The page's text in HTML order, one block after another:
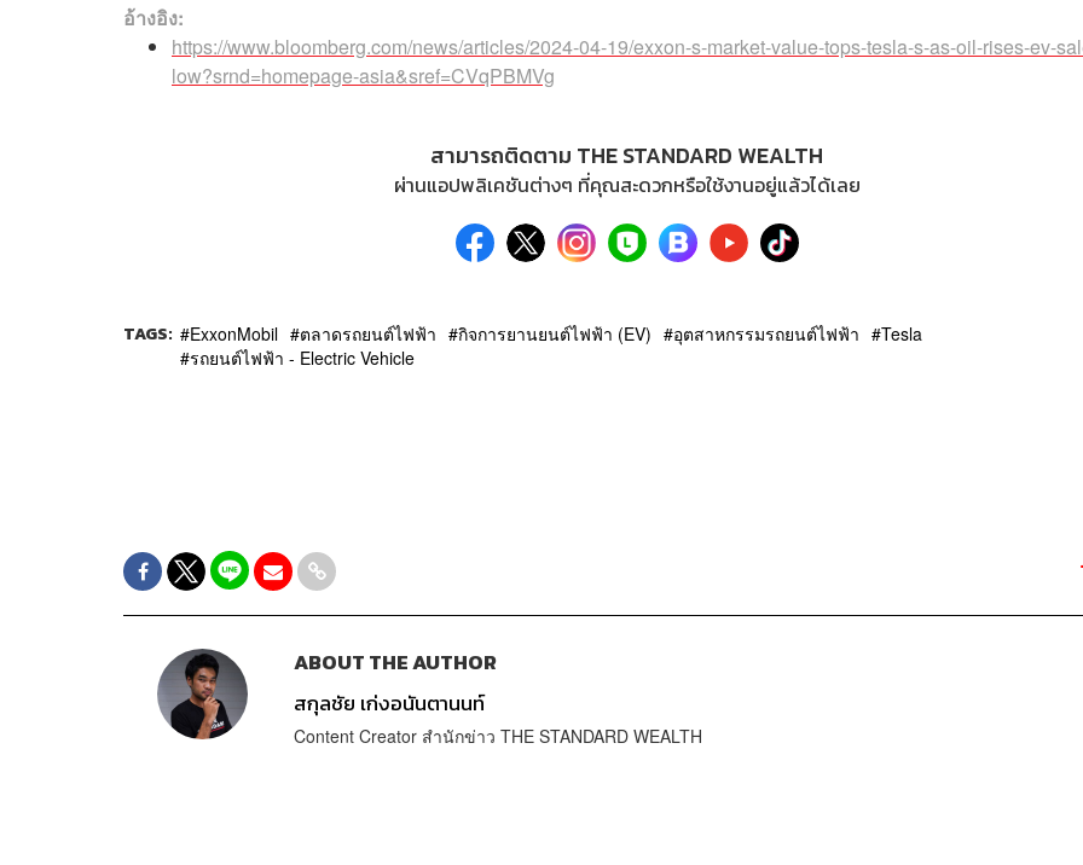
อ้างอิง:
https://www.bloomberg.com/news/articles/2024-04-19/exxon-s-market-value-tops-tesla-s-as-oil-rises-ev-
low?srnd=homepage-asia&sref=CVqPBMVg
สามารถติดตาม THE STANDARD WEALTH
ผ่านแอปพลิเคชันต่างๆ ที่คุณสะดวกหรือใช้งานอยู่แล้วได้เลย
TAGS: ExxonMobil ตลาดรถยนต์ไฟฟ้า กิจการยานยนต์ไฟฟ้า (EV) อุตสาหกรรมรถยนต์ไฟฟ้า
Tesla
รถยนต์ไฟฟ้า - Electric Vehicle
ABOUT THE AUTHOR
สกุลชัย เก่งอนันตานนท์
Content Creator สำนักข่าว THE STANDARD WEALTH